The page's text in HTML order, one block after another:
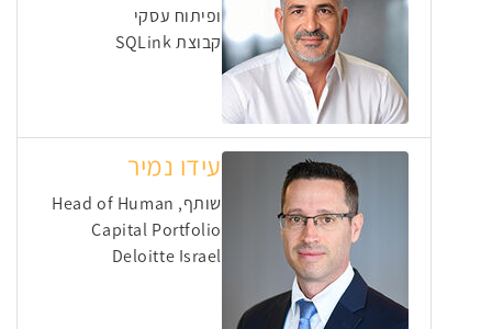
ופיתוח עסקי
קבוצת SQLink
עידו נמיר
שותף, Head of Human
Capital Portfolio
Deloitte Israel